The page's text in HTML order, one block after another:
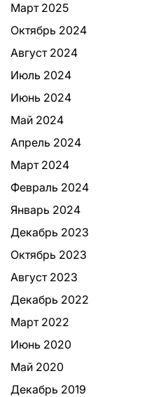
Март 2025
Октябрь 2024
Август 2024
Июль 2024
Июнь 2024
Май 2024
Апрель 2024
Март 2024
Февраль 2024
Январь 2024
Декабрь 2023
Октябрь 2023
Август 2023
Декабрь 2022
Март 2022
Июнь 2020
Май 2020
Декабрь 2019